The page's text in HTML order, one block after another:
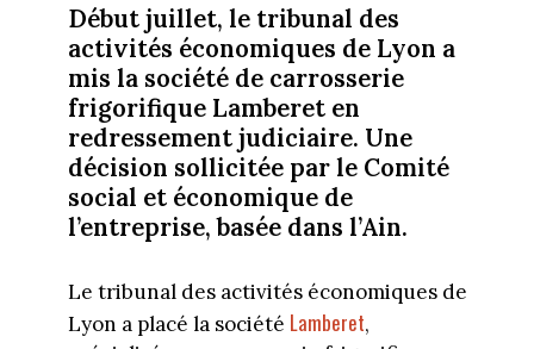
Début juillet, le tribunal des
activités économiques de Lyon a
mis la société de carrosserie
frigorifique Lamberet en
redressement judiciaire. Une
décision sollicitée par le Comité
social et économique de
l’entreprise, basée dans l’Ain.
Le tribunal des activités économiques de
Lyon a placé la société Lamberet,